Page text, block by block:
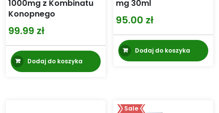
1000mg z Kombinatu
Konopnego
99.99 zł
Dodaj do koszyka
mg 30ml
95.00 zł
Dodaj do koszyka
Sale